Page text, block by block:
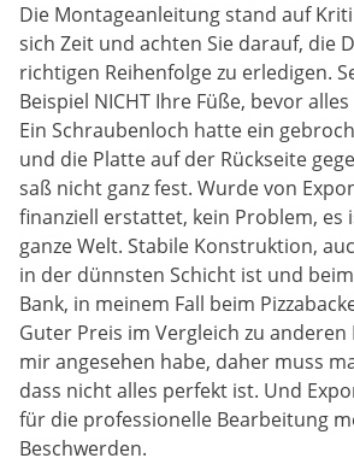
Die Montageanleitung stand auf
sich Zeit und achten Sie darauf, die
richtigen Reihenfolge zu erledigen.
Beispiel NICHT Ihre Füße, bevor
Ein Schraubenloch hatte ein
und die Platte auf der Rückseite
saß nicht ganz fest. Wurde von
finanziell erstattet, kein Problem, es
ganze Welt. Stabile Konstruktion,
in der dünnsten Schicht ist und
Bank, in meinem Fall beim
Guter Preis im Vergleich zu anderen
mir angesehen habe, daher muss
dass nicht alles perfekt ist. Und
für die professionelle Bearbeitung
Beschwerden.